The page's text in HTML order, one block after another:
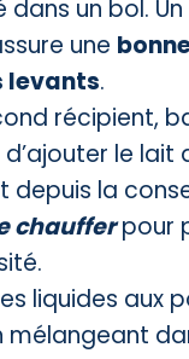
dans un bol.
une
levants.
récipient,
le lait
depuis la
chaufferpour
liquides aux
mélangeant